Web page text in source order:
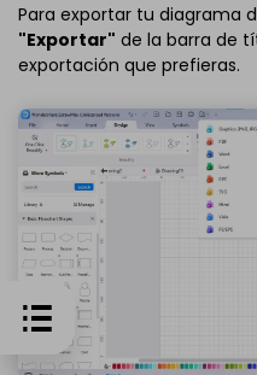
Para exportar tu diagrama
"Exportar" de la barra de
exportación que prefieras.